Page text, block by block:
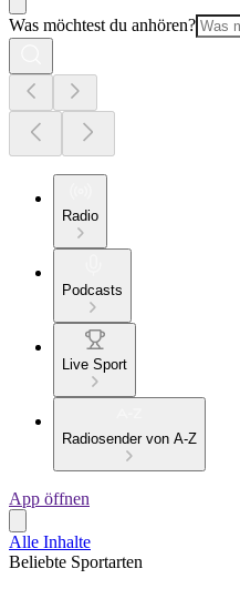
Was möchtest du anhören?
Radio
Podcasts
Live Sport
Radiosender von A-Z
App öffnen
Alle Inhalte
Beliebte Sportarten